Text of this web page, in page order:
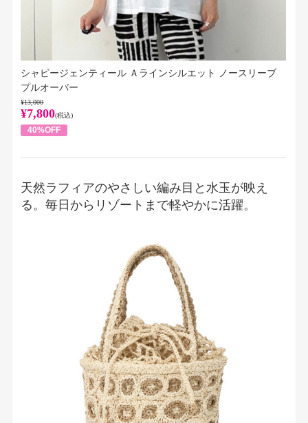
シャビージェンティール Ａラインシルエット ノースリーブ
プルオーバー
¥13,000
¥7,800(税込)
40%OFF
天然ラフィアのやさしい編み目と水玉が映え
る。毎日からリゾートまで軽やかに活躍。